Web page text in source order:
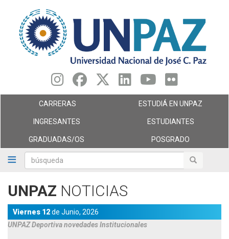
contenido
principal
búsqueda búsqueda
CARRERAS ESTUDIÁ EN UNPAZ
INGRESANTES ESTUDIANTES
GRADUADAS/OS POSGRADO
UNPAZ NOTICIAS
Viernes 12de Junio, 2026
UNPAZ Deportiva novedadesInstitucionales